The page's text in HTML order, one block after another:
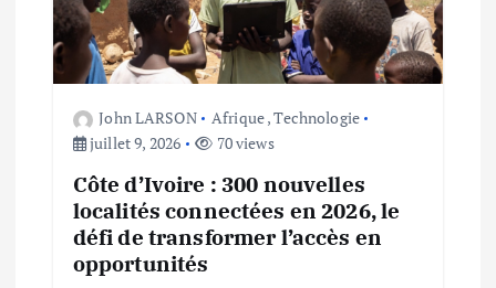
John LARSON Afrique,Technologie
juillet 9, 2026
70 views
Côte d’Ivoire : 300 nouvelles
localités connectées en 2026, le
défi de transformer l’accès en
opportunités